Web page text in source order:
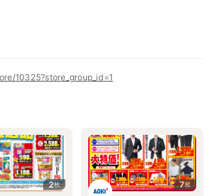
10325?store_group_id=1
2枚 7枚